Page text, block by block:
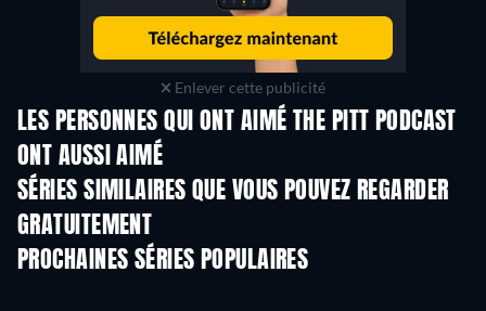
Enlever cette publicité
LES PERSONNES QUI ONT AIMÉ THE PITT PODCAST
ONT AUSSI AIMÉ
Série
SÉRIES SIMILAIRES QUE VOUS POUVEZ REGARDER
GRATUITEMENTSérie
PROCHAINES SÉRIES POPULAIRES
Série Série